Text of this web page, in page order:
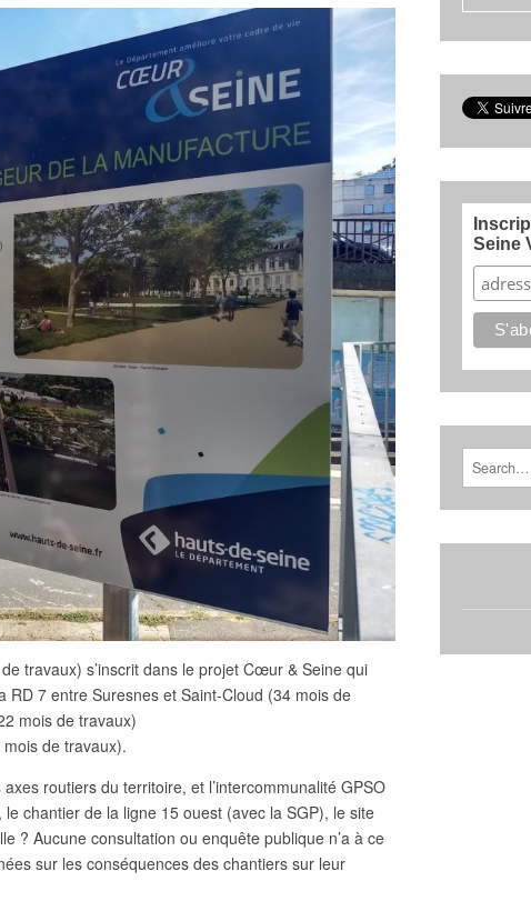
travaux) s’inscrit dans le projet Cœur & Seine qui
RD 7 entre Suresnes et Saint-Cloud (34 mois de
mois de travaux)
de travaux).
routiers du territoire, et l’intercommunalité GPSO
chantier de la ligne 15 ouest (avec la SGP), le site
? Aucune consultation ou enquête publique n’a à ce
sur les conséquences des chantiers sur leur
Seine
Search for: